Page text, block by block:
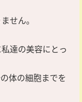
せん。
達の美容にとっ
体の細胞までを